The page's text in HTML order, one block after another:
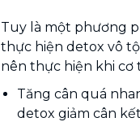
Tuy là một phương
thực hiện detox vô
nên thực hiện khi cơ
Tăng cân quá
detox giảm cân